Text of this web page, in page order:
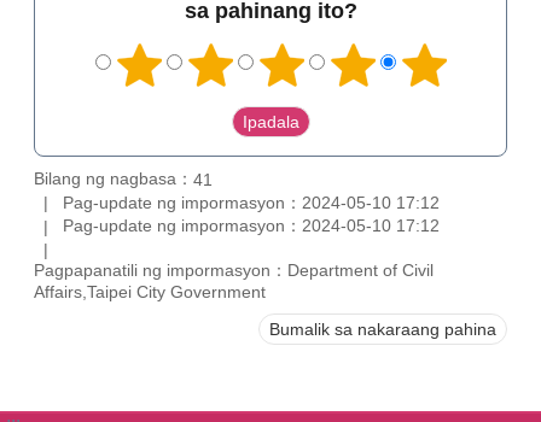
sa pahinang ito?
Bilang ng nagbasa： 41
Pag-update ng impormasyon：2024-05-10 17:12
Pag-update ng impormasyon：2024-05-10 17:12
Pagpapanatili ng impormasyon：Department of Civil
Affairs,Taipei City Government
Bumalik sa nakaraang pahina